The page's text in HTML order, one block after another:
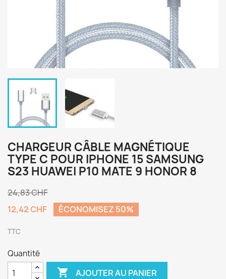
CHARGEUR CÂBLE MAGNÉTIQUE
TYPE C POUR IPHONE 15 SAMSUNG
S23 HUAWEI P10 MATE 9 HONOR 8
24,83 CHF
12,42 CHF
ÉCONOMISEZ 50%
TTC
Quantité
 AJOUTER AU PANIER